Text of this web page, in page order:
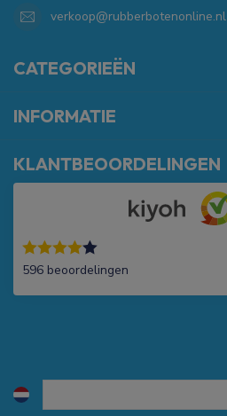
verkoop@rubberbotenonline.nl
CATEGORIEËN
INFORMATIE
KLANTBEOORDELINGEN
596 beoordelingen